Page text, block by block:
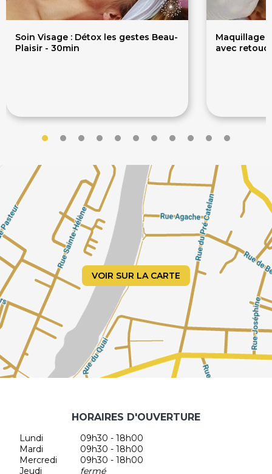
Soin Visage : Détox les gestes Beau-
Plaisir - 30min
Maquillage
avec
VOIR SUR LA CARTE
HORAIRES D'OUVERTURE
Lundi
09h30 - 18h00
Mardi
09h30 - 18h00
Mercredi
09h30 - 18h00
Jeudi
fermé